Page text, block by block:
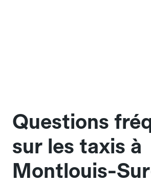
Questions
sur les taxis à
Montlouis-